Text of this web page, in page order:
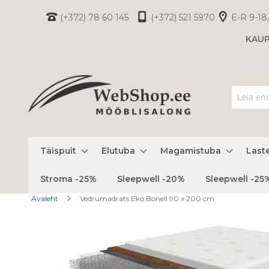
(+372) 78 60 145 (+372) 521 5970
E-R 9-
Täispuit Elutuba Magamistuba
Stroma -25% Sleepwell -20% Sleepwell -
Avaleht Vedrumadrats Eko Bonell 90 x 200 cm